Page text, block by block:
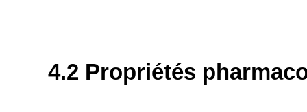
4.2 Propriétés